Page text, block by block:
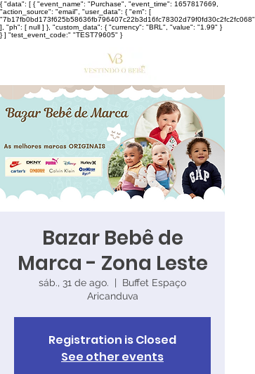
{ "data": [ { "event_name": "Purchase", "event_time": 1657817669,
"action_source": "email", "user_data": { "em": [
"7b17fb0bd173f625b58636fb796407c22b3d16fc78302d79f0fd30c2fc2fc068"
], "ph": [ null ] }, "custom_data": { "currency": "BRL", "value": "1.99" }
} ] "test_event_code:" "TEST79605" }
Bazar Bebê de
Marca - Zona Leste
sáb., 31 de ago.
Buffet Espaço
Aricanduva
Registration is Closed
See other events